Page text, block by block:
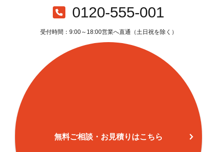
0120-555-001
受付時間：9:00～18:00営業へ直通（土日祝を除く）
無料ご相談・お見積りはこちら